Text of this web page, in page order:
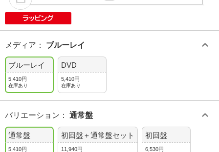
メディア ： ブルーレイ
ブルーレイ
5,410円
在庫あり
DVD
5,410円
在庫あり
バリエーション ： 通常盤
通常盤
5,410円
初回盤＋通常盤セット
11,940円
初回盤
6,530円